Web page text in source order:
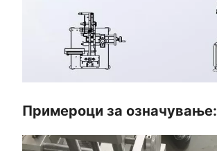
Примероци за означување: